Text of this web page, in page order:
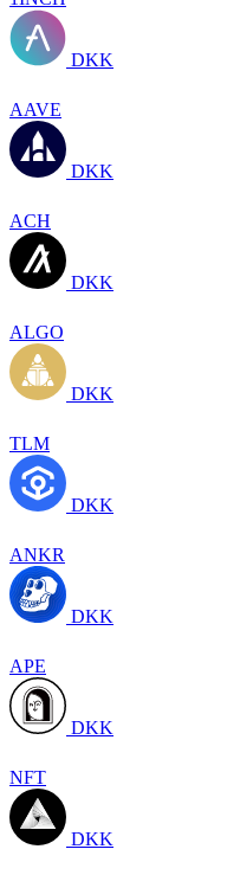
DKK
AAVE
DKK
ACH
DKK
ALGO
DKK
TLM
DKK
ANKR
DKK
APE
DKK
NFT
DKK